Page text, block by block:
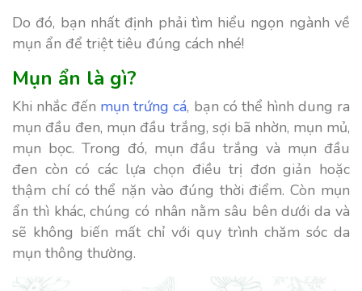
Do đó, bạn nhất định phải tìm hiểu ngọn ngành về
mụn ẩn để triệt tiêu đúng cách nhé!
Mụn ẩn là gì?
Khi nhắc đến mụn trứng cá, bạn có thể hình dung ra
mụn đầu đen, mụn đầu trắng, sợi bã nhờn, mụn mủ,
mụn bọc. Trong đó, mụn đầu trắng và mụn đầu
đen còn có các lựa chọn điều trị đơn giản hoặc
thậm chí có thể nặn vào đúng thời điểm. Còn mụn
ẩn thì khác, chúng có nhân nằm sâu bên dưới da và
sẽ không biến mất chỉ với quy trình chăm sóc da
mụn thông thường.